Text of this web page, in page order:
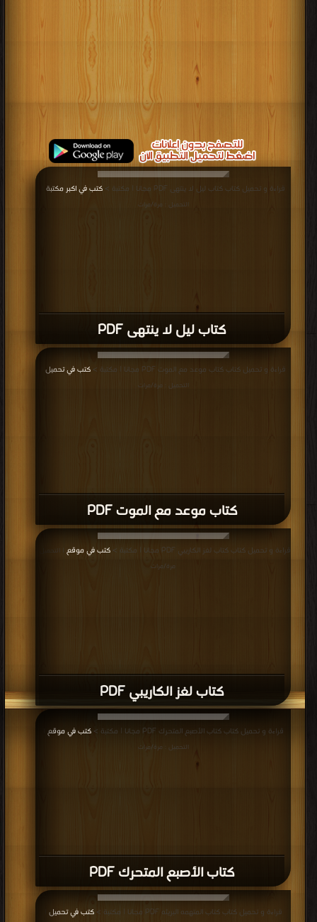
كتاب ليل لا ينتهى PDF
قراءة و تحميل كتاب كتاب ليل لا ينتهى PDF مجانا | مكتبة > كتب في اكبر مكتبة
التحميل : مرة/مرات
كتاب موعد مع الموت PDF
قراءة و تحميل كتاب كتاب موعد مع الموت PDF مجانا | مكتبة > كتب في تحميل
التحميل : مرة/مرات
كتاب لغز الكاريبي PDF
قراءة و تحميل كتاب كتاب لغز الكاريبي PDF مجانا | مكتبة > كتب في موقع
| التحميل :
مرة/مرات
كتاب الأصبع المتحرك PDF
قراءة و تحميل كتاب كتاب الأصبع المتحرك PDF مجانا | مكتبة > كتب في موقع
التحميل : مرة/مرات
قراءة و تحميل كتاب كتاب المتهمه البريئه PDF مجانا | مكتبة > كتب في تحميل